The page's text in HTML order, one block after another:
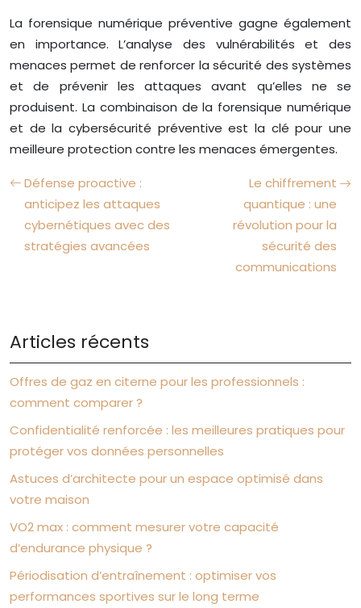
La forensique numérique préventive gagne également
en importance. L’analyse des vulnérabilités et des
menaces permet de renforcer la sécurité des systèmes
et de prévenir les attaques avant qu’elles ne se
produisent. La combinaison de la forensique numérique
et de la cybersécurité préventive est la clé pour une
meilleure protection contre les menaces émergentes.
Défense proactive :
anticipez les attaques
cybernétiques avec des
stratégies avancées
Le chiffrement
quantique : une
révolution pour la
sécurité des
communications
Articles récents
Offres de gaz en citerne pour les professionnels :
comment comparer ?
Confidentialité renforcée : les meilleures pratiques pour
protéger vos données personnelles
Astuces d’architecte pour un espace optimisé dans
votre maison
VO2 max : comment mesurer votre capacité
d’endurance physique ?
Périodisation d’entraînement : optimiser vos
performances sportives sur le long terme